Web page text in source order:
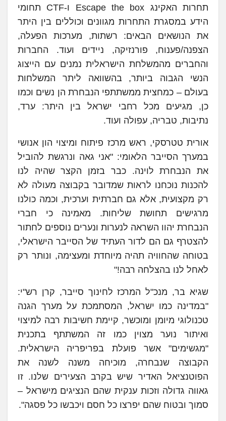
תחרות האקינג Escape the box ו-CTF תחומי
הידע במסגרת התחרות מגוונים וכוללים בין היתר
את הנושאים הבאים: רשתות, מערכות הפעלה,
הצפנה/פענוח, פורנזיקה, ניידים ועוד. החברות
והחברים מהמשלחת הישראלית נמנים עם הייצוג
הנשי הגבוה ביותר, בהשוואה ליתר המשלחות
בעולם – כמחצית ממשתתפי הנבחרת הן נשים וכמו
כן, מגיעים מכל רחבי ישראל בין היתר: ערד,
נתיבות, טבריה, עפולה ועוד.
אורית טטרסקי, ראש מרכז פיתוח ומיצוי הון אנושי
במערך הסייבר הלאומי: "אני גאה ונרגשת להוביל
את הנבחרת לוינה. כבר בזמן הקצר שהיה לנו
להכנות נוכחנו לראות שמדובר בקבוצה מעולה לא
רק מקצועית, אלא גם חברתית וערכית, וכמה כולנו
מרגישים תחושת שליחות. מאמינה כי חברי
הנבחרת יהוו השראה לנערות ונערים נוספים לחתור
להצטרף גם הם לדור העתיד של הסייבר הישראלי,
בטוחה שהחוויה תהיה מיוחדת ומעצימה, ונותר רק
לאחל לנו בהצלחה רבה!"
שגיא בר, מנכ"ל המרכז לחינוך סייבר, קרן רש"י:
"במדינה כמו ישראל, המסתמכת על מערך הגנה
טכנולוגי מיומן ומוכשר, קיימת חשיבות רבה למיצוי
ואיתור נוער מצוין כמו זה המשתתף בתכנית
"מגשימים" אשר פועלת בפריפריה הישראלית.
הקבוצה שנבחרה, מוכיחה משנה לשנה את
הפוטנציאל האדיר שיש בקרב הצעירים שלנו. זו
גאווה גדולה וזכות ענקית שהם הנציגים מישראל –
סמוך ובטוח שהם יפרצו כל חסם ויכבשו כל פסגה".